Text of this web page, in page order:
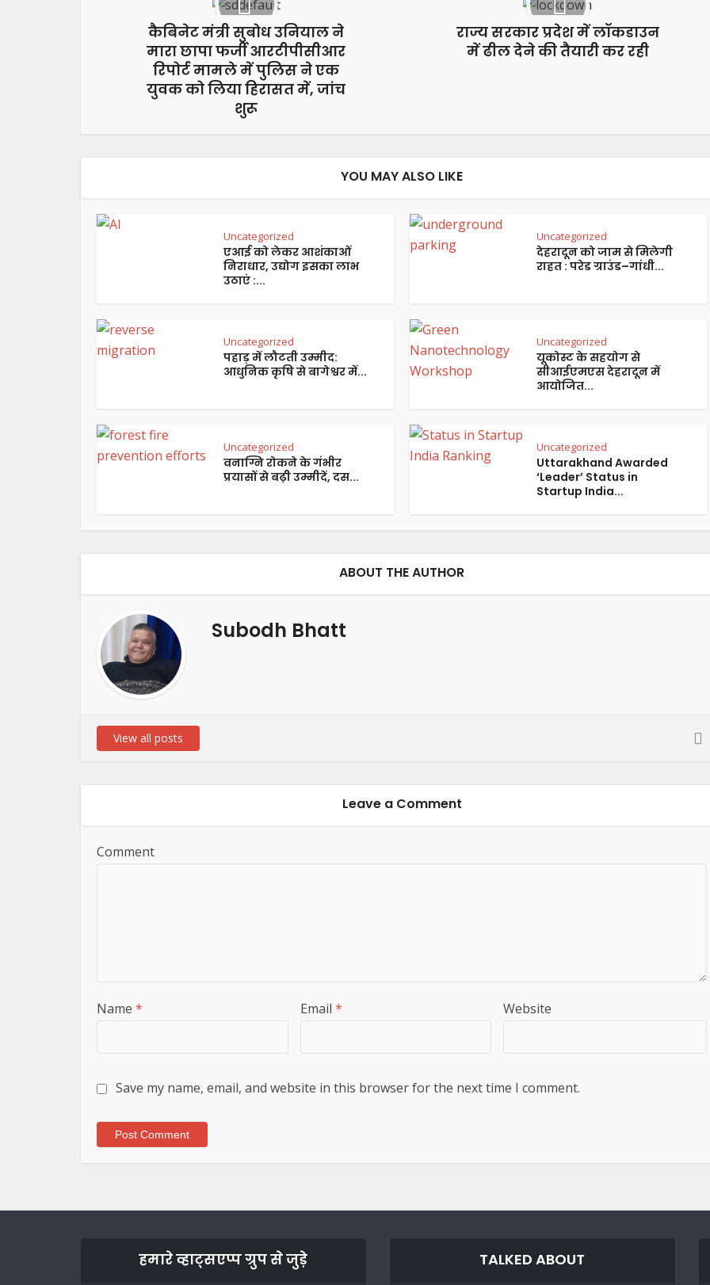
कैबिनेट मंत्री सुबोध उनियाल ने
मारा छापा फर्जी आरटीपीसीआर
रिपोर्ट मामले में पुलिस ने एक
युवक को लिया हिरासत में, जांच
शुरू
राज्य सरकार प्रदेश में लॉकडाउन
में ढील देने की तैयारी कर रही
YOU MAY ALSO LIKE
Uncategorized
एआई को लेकर आशंकाओं
निराधार, उद्योग इसका लाभ
उठाएं :...
Uncategorized
देहरादून को जाम से मिलेगी
राहत : परेड ग्राउंड–गांधी...
Uncategorized
पहाड़ में लौटती उम्मीद:
आधुनिक कृषि से बागेश्वर में...
Uncategorized
यूकोस्ट के सहयोग से
सीआईएमएस देहरादून में
आयोजित...
Uncategorized
वनाग्नि रोकने के गंभीर
प्रयासों से बढ़ी उम्मीदें, दस...
Uncategorized
Uttarakhand Awarded
‘Leader’ Status in
Startup India...
ABOUT THE AUTHOR
Subodh Bhatt
View all posts
Leave a Comment
Comment
Name * Email * Website
Save my name, email, and website in this browser for the next time I comment.
हमारे व्हाट्सएप्प ग्रुप से जुड़े TALKED ABOUT